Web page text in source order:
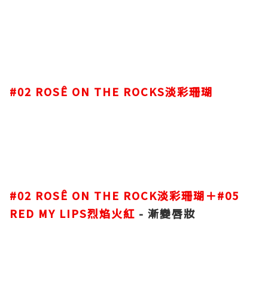
#02 ROSÊ ON THE ROCKS淡彩珊瑚
#02 ROSÊ ON THE ROCK淡彩珊瑚＋#05
RED MY LIPS烈焰火紅 - 漸變唇妝